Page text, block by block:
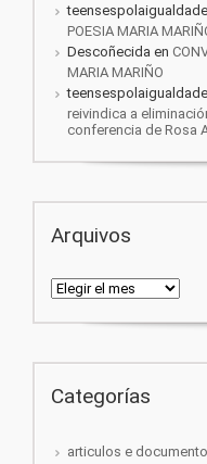
teensespolaigualdade
POESIA MARIA
Descoñecida en
MARIA MARIÑO
teensespolaigualdade
reivindica a
conferencia de Rosa
Arquivos
Arquivos
Categorías
articulos e